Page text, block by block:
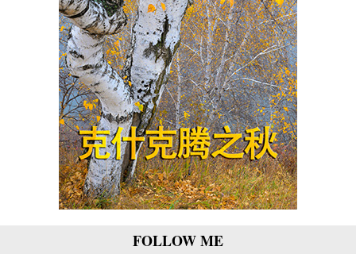
FOLLOW ME